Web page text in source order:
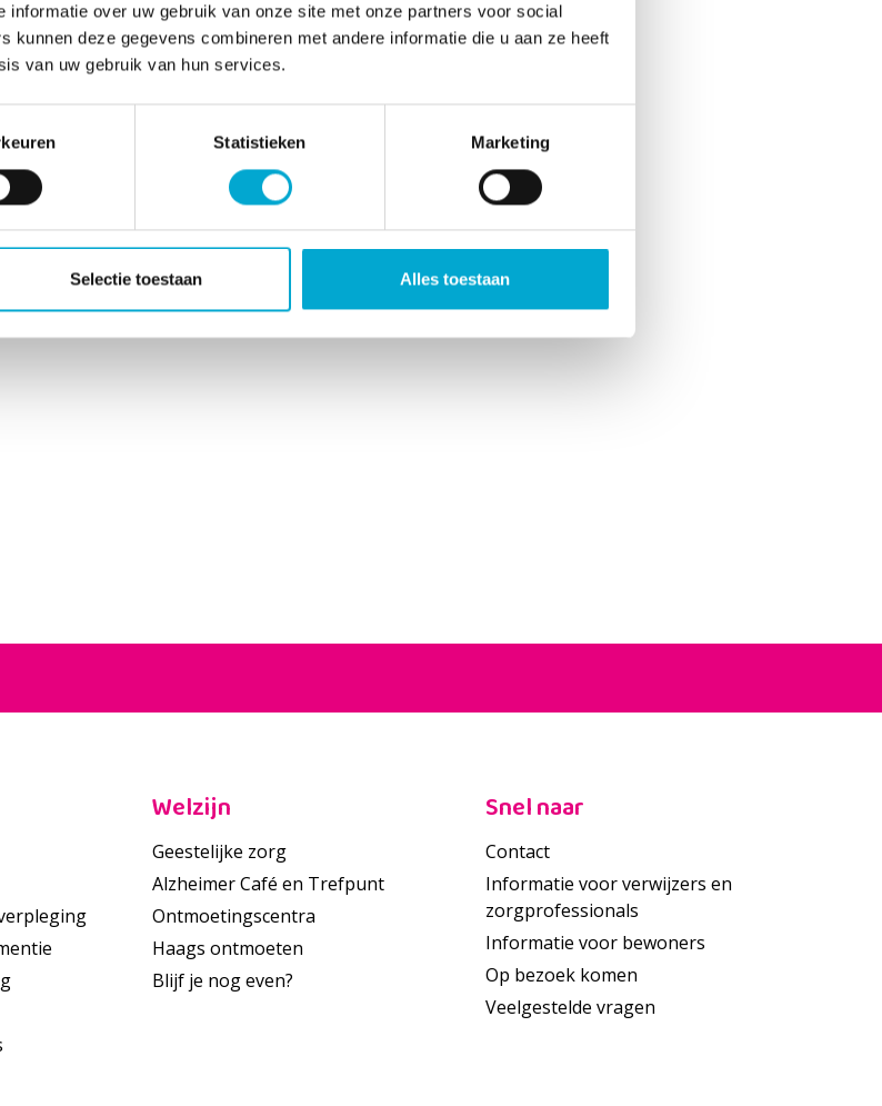
informatie over uw gebruik van onze site met onze partners voor social
kunnen deze gegevens combineren met andere informatie die u aan ze heeft
van uw gebruik van hun services.
Statistieken Marketing
Selectie toestaan Alles toestaan
Welzijn
Geestelijke zorg
Alzheimer Café en Trefpunt
Ontmoetingscentra
Haags ontmoeten
Blijf je nog even?
Snel naar
Contact
Informatie voor verwijzers en
zorgprofessionals
Informatie voor bewoners
Op bezoek komen
Veelgestelde vragen